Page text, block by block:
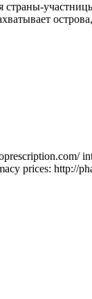
страны-участниц
prices: http://